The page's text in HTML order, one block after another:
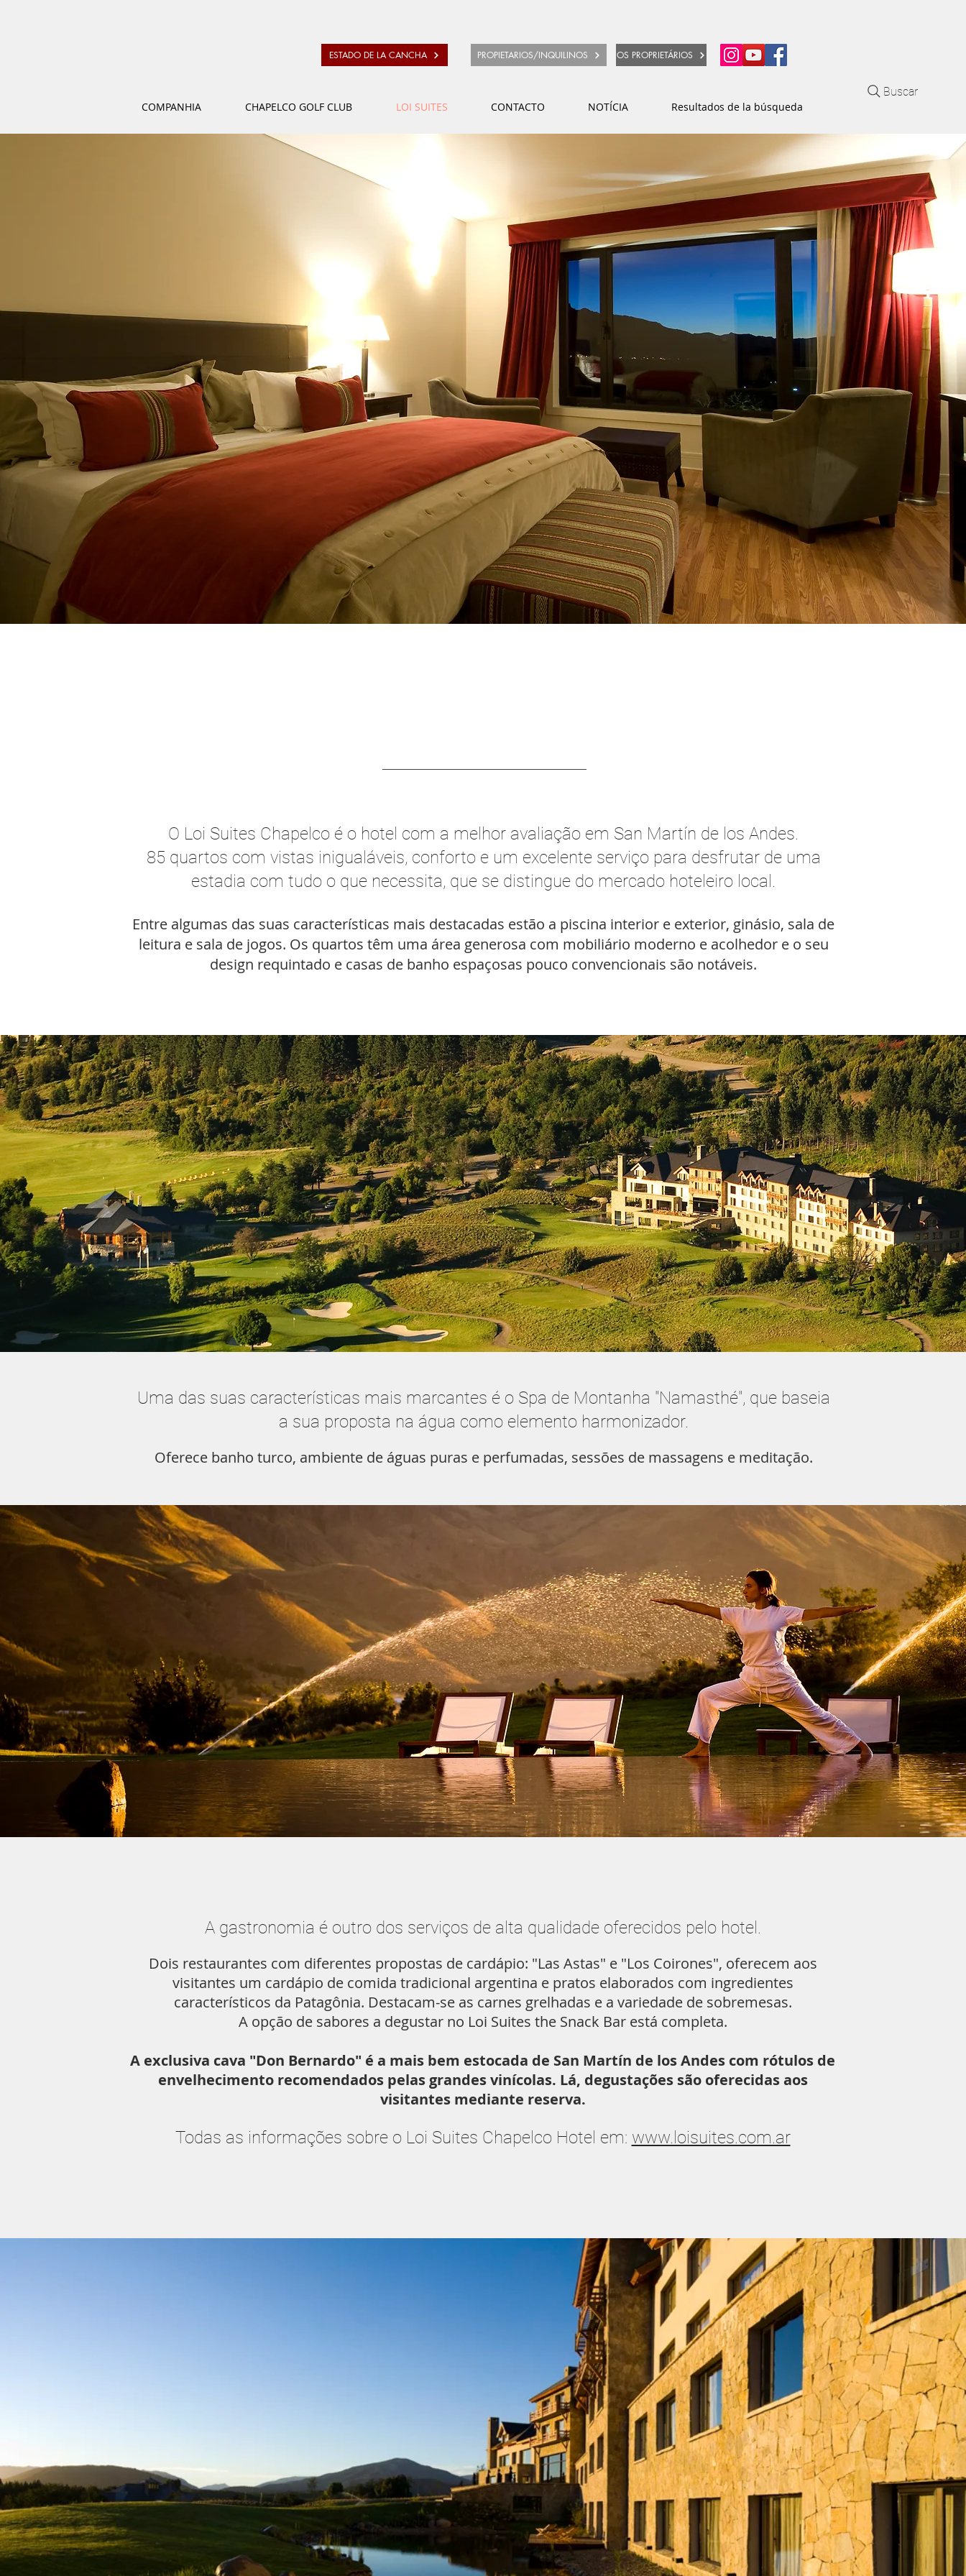
ESTADO DE LA CANCHA PROPIETARIOS/INQUILINOS OS PROPRIETÁRIOS
COMPANHIA CHAPELCO GOLF CLUB LOI SUITES CONTACTO NOTÍCIA Resultados de la búsqueda
Buscar
O Loi Suites Chapelco é o hotel com a melhor avaliação em San Martín de los Andes.
85 quartos com vistas inigualáveis, conforto e um excelente serviço para desfrutar de uma
estadia com tudo o que necessita, que se distingue do mercado hoteleiro local.
Entre algumas das suas características mais destacadas estão a piscina interior e exterior, ginásio, sala de
leitura e sala de jogos. Os quartos têm uma área generosa com mobiliário moderno e acolhedor e o seu
design requintado e casas de banho espaçosas pouco convencionais são notáveis.
Uma das suas características mais marcantes é o Spa de Montanha "Namasthé", que baseia
a sua proposta na água como elemento harmonizador.
Oferece banho turco, ambiente de águas puras e perfumadas, sessões de massagens e meditação.
A gastronomia é outro dos serviços de alta qualidade oferecidos pelo hotel.
Dois restaurantes com diferentes propostas de cardápio: "Las Astas" e "Los Coirones", oferecem aos
visitantes um cardápio de comida tradicional argentina e pratos elaborados com ingredientes
característicos da Patagônia. Destacam-se as carnes grelhadas e a variedade de sobremesas.
A opção de sabores a degustar no Loi Suites the Snack Bar está completa.
A exclusiva cava "Don Bernardo" é a mais bem estocada de San Martín de los Andes com rótulos de
envelhecimento recomendados pelas grandes vinícolas. Lá, degustações são oferecidas aos
visitantes mediante reserva.
Todas as informações sobre o Loi Suites Chapelco Hotel em: www.loisuites.com.ar